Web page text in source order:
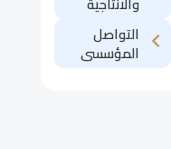
التواصل
المؤسسى